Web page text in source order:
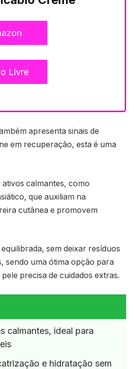
Livre
apresenta sinais de
em recuperação, esta é uma
calmantes, como
que auxiliam na
cutânea e promovem
sem deixar resíduos
sendo uma ótima opção para
precisa de cuidados extras.
calmantes, ideal para
e hidratação sem